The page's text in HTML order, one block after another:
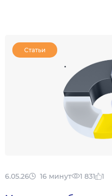
Статьи
6.05.26 16 минут 1 831 1